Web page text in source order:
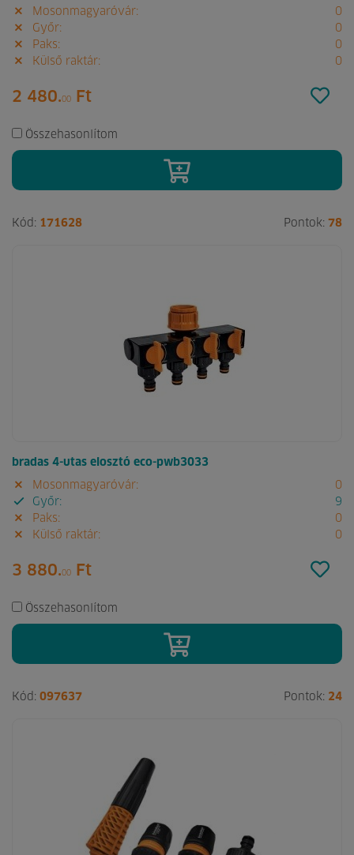
Mosonmagyaróvár:
0
Győr:
0
Paks:
0
Külső raktár:
0
2 480.00 Ft
Összehasonlítom
Kód: 171628 Pontok: 78
bradas 4-utas elosztó eco-pwb3033
Mosonmagyaróvár:
0
Győr:
9
Paks:
0
Külső raktár:
0
3 880.00 Ft
Összehasonlítom
Kód: 097637 Pontok: 24